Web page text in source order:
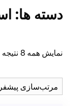
دسته ها:
نمایش همه 8 نتیجه